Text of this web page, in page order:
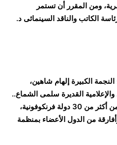
ومن المقرر أن تستمر
2 ديسمبر، برئاسة الكاتب والناقد السينمائى د.
الكبيرة إلهام شاهين،
القديرة سلمى الشماع..
ويعرض ضمن أقسامه 70 فيلمًا من أكثر من 30 دولة فرنكوفونية،
من الدول الأعضاء بمنظمة